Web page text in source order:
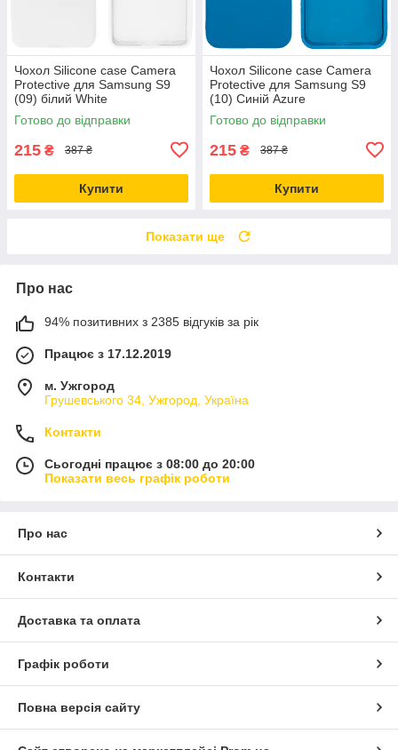
Чохол Silicone case Camera
Protective для Samsung S9
(09) білий White
Готово до відправки
215 ₴ 387 ₴
Купити
Чохол Silicone case Camera
Protective для Samsung S9
(10) Синій Azure
Готово до відправки
215 ₴ 387 ₴
Купити
Показати ще
Про нас
94% позитивних з 2385 відгуків за рік
Працює з 17.12.2019
м. Ужгород
Грушевського 34, Ужгород, Україна
Контакти
Сьогодні працює з 08:00 до 20:00
Показати весь графік роботи
Про нас
Контакти
Доставка та оплата
Графік роботи
Повна версія сайту